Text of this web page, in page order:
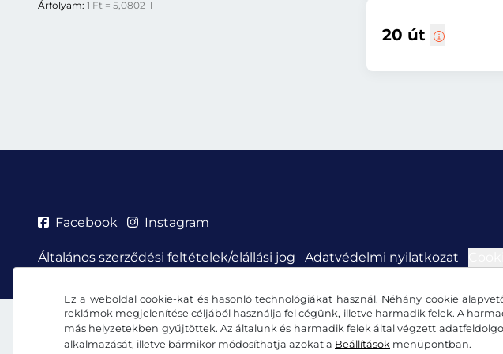
Ez a weboldal cookie-kat és hasonló technológiákat használ. Néhány cookie
reklámok megjelenítése céljából használja fel cégünk, illetve harmadik felek. A
más helyzetekben gyűjtöttek. Az általunk és harmadik felek által végzett
alkalmazását, illetve bármikor módosíthatja azokat a Beállítások menüpontban.
Árfolyam: 1 Ft = 5,0802 l
20 út
Facebook Instagram
Általános szerződési feltételek/elállási jog Adatvédelmi nyilatkozat